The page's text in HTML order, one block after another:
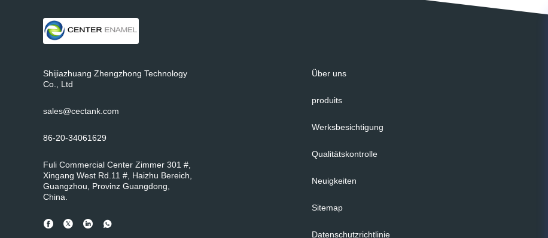
Shijiazhuang Zhengzhong Technology
Co., Ltd
sales@cectank.com
86-20-34061629
Fuli Commercial Center Zimmer 301 #,
Xingang West Rd.11 #, Haizhu Bereich,
Guangzhou, Provinz Guangdong,
China.
Über uns
produits
Werksbesichtigung
Qualitätskontrolle
Neuigkeiten
Sitemap
Datenschutzrichtlinie